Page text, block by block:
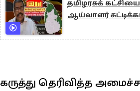
தமிழரசுக்
ஆய்வாளர்
கருத்து தெரிவித்த